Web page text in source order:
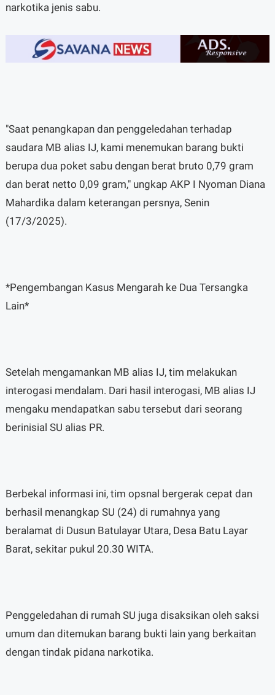
narkotika jenis sabu.
"Saat penangkapan dan penggeledahan terhadap
saudara MB alias IJ, kami menemukan barang bukti
berupa dua poket sabu dengan berat bruto 0,79 gram
dan berat netto 0,09 gram," ungkap AKP I Nyoman Diana
Mahardika dalam keterangan persnya, Senin
(17/3/2025).
*Pengembangan Kasus Mengarah ke Dua Tersangka
Lain*
Setelah mengamankan MB alias IJ, tim melakukan
interogasi mendalam. Dari hasil interogasi, MB alias IJ
mengaku mendapatkan sabu tersebut dari seorang
berinisial SU alias PR.
Berbekal informasi ini, tim opsnal bergerak cepat dan
berhasil menangkap SU (24) di rumahnya yang
beralamat di Dusun Batulayar Utara, Desa Batu Layar
Barat, sekitar pukul 20.30 WITA.
Penggeledahan di rumah SU juga disaksikan oleh saksi
umum dan ditemukan barang bukti lain yang berkaitan
dengan tindak pidana narkotika.